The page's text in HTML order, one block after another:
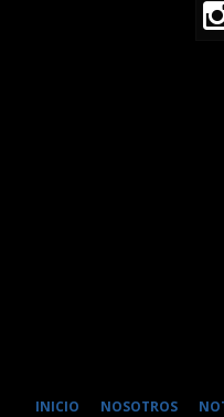
INICIO NOSOTROS